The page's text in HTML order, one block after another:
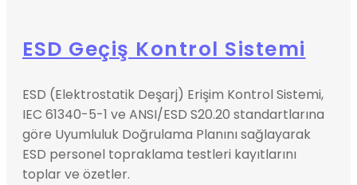
ESD Geçiş Kontrol Sistemi
ESD (Elektrostatik Deşarj) Erişim Kontrol Sistemi,
IEC 61340-5-1 ve ANSI/ESD S20.20 standartlarına
göre Uyumluluk Doğrulama Planını sağlayarak
ESD personel topraklama testleri kayıtlarını
toplar ve özetler.